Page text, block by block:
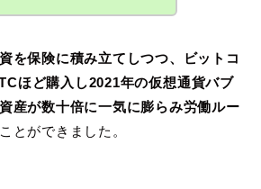
を保険に積み立てしつつ、ビットコ
ほど購入し2021年の仮想通貨バブ
産が数十倍に一気に膨らみ労働ルー
とができました。